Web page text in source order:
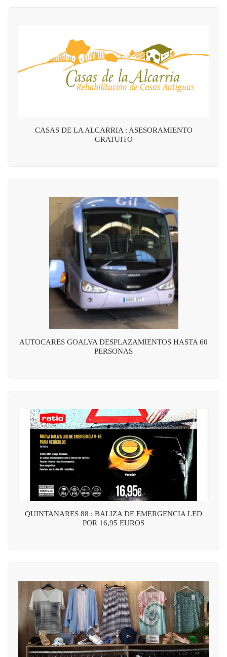
CASAS DE LA ALCARRIA : ASESORAMIENTO
GRATUITO
AUTOCARES GOALVA DESPLAZAMIENTOS HASTA 60
PERSONAS
QUINTANARES 88 : BALIZA DE EMERGENCIA LED
POR 16,95 EUROS